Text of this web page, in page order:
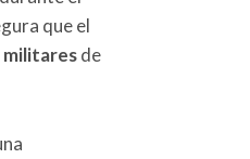
que el
militaresde